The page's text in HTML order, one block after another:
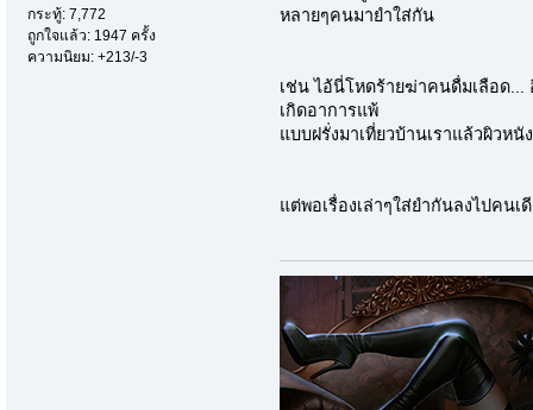
กระทู้: 7,772
ถูกใจแล้ว: 1947 ครั้ง
ความนิยม: +213/-3
หลายๆคนมายำใส่กัน
เช่น ไอ้นี่โหดร้ายฆ่าคนดื่มเลือด
เกิดอาการแพ้
แบบฝรั่งมาเที่ยวบ้านเราแล้วผิวหนั
แต่พอเรื่องเล่าๆใส่ยำกันลงไปคนเ